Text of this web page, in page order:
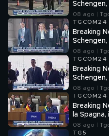
Schengen,
08 ago |
TGCOM24
Breaking
Schengen,
08 ago |
TGCOM24
Breaking
Schengen,
08 ago |
TGCOM24
Breaking
la
08 ago |
TG5